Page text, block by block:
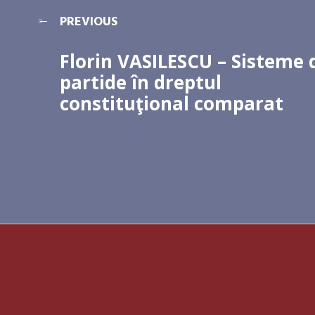
PREVIOUS
Florin VASILESCU – Sisteme
partide în dreptul
constituţional comparat